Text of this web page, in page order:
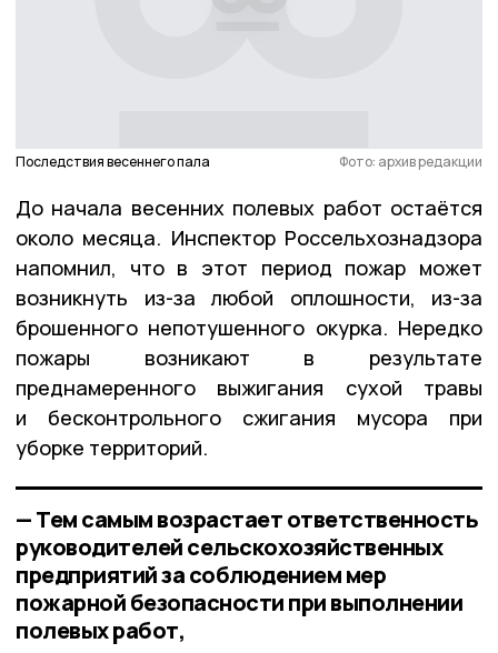
Последствия весеннего пала Фото: архив редакции
До начала весенних полевых работ остаётся
около месяца. Инспектор Россельхознадзора
напомнил, что в этот период пожар может
возникнуть из-за любой оплошности, из-за
брошенного непотушенного окурка. Нередко
пожары возникают в результате
преднамеренного выжигания сухой травы
и бесконтрольного сжигания мусора при
уборке территорий.
— Тем самым возрастает ответственность
руководителей сельскохозяйственных
предприятий за соблюдением мер
пожарной безопасности при выполнении
полевых работ,